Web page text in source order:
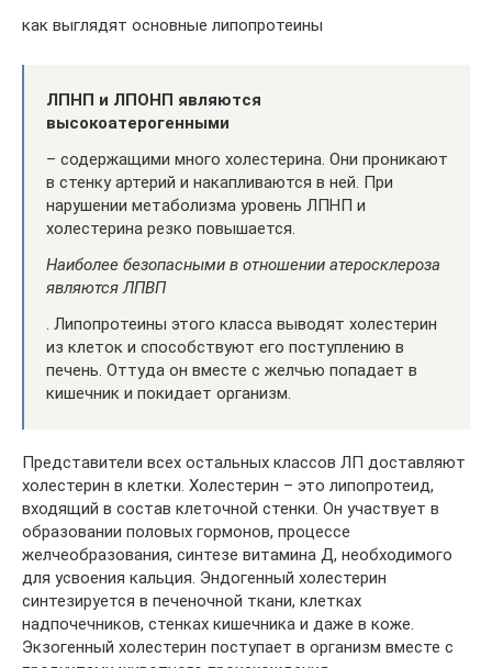
как выглядят основные липопротеины
ЛПНП и ЛПОНП являются
высокоатерогенными
– содержащими много холестерина. Они проникают
в стенку артерий и накапливаются в ней. При
нарушении метаболизма уровень ЛПНП и
холестерина резко повышается.
Наиболее безопасными в отношении атеросклероза
являются ЛПВП
. Липопротеины этого класса выводят холестерин
из клеток и способствуют его поступлению в
печень. Оттуда он вместе с желчью попадает в
кишечник и покидает организм.
Представители всех остальных классов ЛП доставляют
холестерин в клетки. Холестерин – это липопротеид,
входящий в состав клеточной стенки. Он участвует в
образовании половых гормонов, процессе
желчеобразования, синтезе витамина Д, необходимого
для усвоения кальция. Эндогенный холестерин
синтезируется в печеночной ткани, клетках
надпочечников, стенках кишечника и даже в коже.
Экзогенный холестерин поступает в организм вместе с